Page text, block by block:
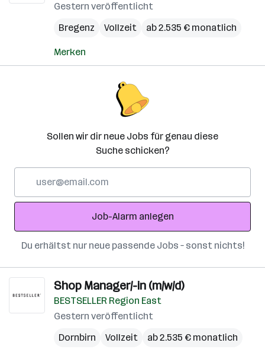
Gestern veröffentlicht
Bregenz
Vollzeit ab 2.535 € monatlich
Merken
Sollen wir dir neue Jobs für genau diese
Suche schicken?
Adresse
Job-Alarm anlegen
Du erhältst nur neue passende Jobs – sonst nichts!
Shop Manager/-in (m/w/d)
BESTSELLER Region East
Gestern veröffentlicht
Dornbirn
Vollzeit ab 2.535 € monatlich